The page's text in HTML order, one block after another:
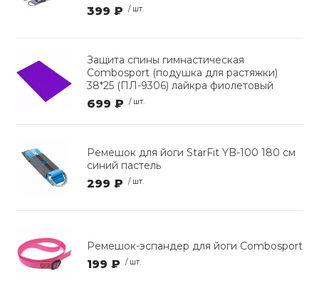
399 ₽ / шт.
Защита спины гимнастическая
Combosport (подушка для растяжки)
38*25 (ПЛ-9306) лайкра фиолетовый
699 ₽ / шт.
Ремешок для йоги StarFit YB-100 180 см
синий пастель
299 ₽ / шт.
Ремешок-эспандер для йоги Сombosport
199 ₽ / шт.